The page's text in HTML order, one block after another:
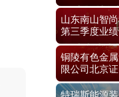
山东南山智
第三季度业
铜陵有色金
限公司北京
特瑞斯能源